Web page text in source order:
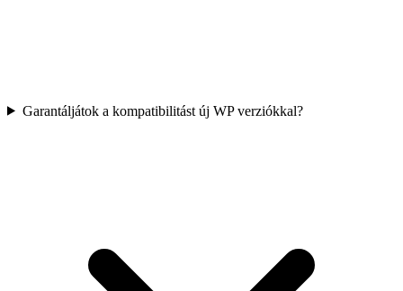
Garantáljátok a kompatibilitást új WP verziókkal?